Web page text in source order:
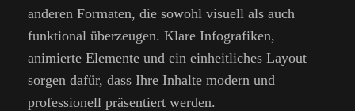
anderen Formaten, die sowohl visuell als auch
funktional überzeugen. Klare Infografiken,
animierte Elemente und ein einheitliches Layout
sorgen dafür, dass Ihre Inhalte modern und
professionell präsentiert werden.